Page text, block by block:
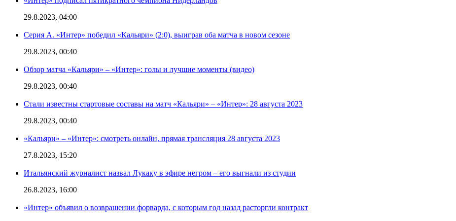
29.8.2023, 04:00
Серия А. «Интер» победил «Кальяри» (2:0), выиграв оба матча в новом сезоне
29.8.2023, 00:40
Обзор матча «Кальяри» – «Интер»: голы и лучшие моменты (видео)
29.8.2023, 00:40
Стали известны стартовые составы на матч «Кальяри» – «Интер»: 28 августа 2023
29.8.2023, 00:40
«Кальяри» – «Интер»: смотреть онлайн, прямая трансляция 28 августа 2023
27.8.2023, 15:20
Итальянский журналист назвал Лукаку в эфире негром – его выгнали из студии
26.8.2023, 16:00
«Интер» объявил о возвращении форварда, с которым год назад расторгли контракт